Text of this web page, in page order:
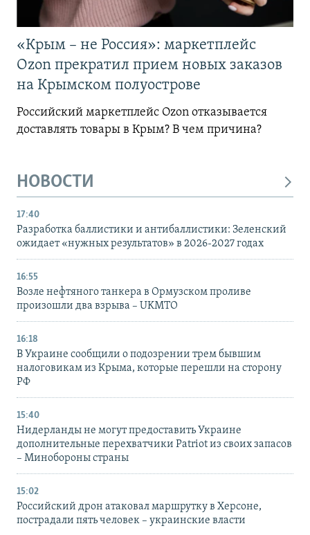
«Крым – не Россия»: маркетплейс
Ozon прекратил прием новых заказов
на Крымском полуострове
Российский маркетплейс Ozon отказывается
доставлять товары в Крым? В чем причина?
НОВОСТИ
17:40
Разработка баллистики и антибаллистики: Зеленский
ожидает «нужных результатов» в 2026-2027 годах
16:55
Возле нефтяного танкера в Ормузском проливе
произошли два взрыва – UKMTO
16:18
В Украине сообщили о подозрении трем бывшим
налоговикам из Крыма, которые перешли на сторону
РФ
15:40
Нидерланды не могут предоставить Украине
дополнительные перехватчики Patriot из своих запасов
– Минобороны страны
15:02
Российский дрон атаковал маршрутку в Херсоне,
пострадали пять человек – украинские власти